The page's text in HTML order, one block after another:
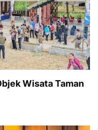
Wisata Taman